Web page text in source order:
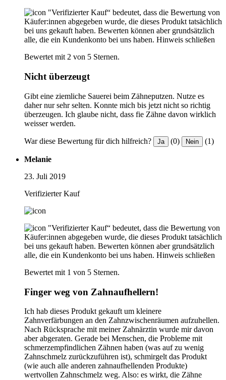
"Verifizierter Kauf“ bedeutet, dass die Bewertung von
Käufer:innen abgegeben wurde, die dieses Produkt tatsächlich
bei uns gekauft haben. Bewerten können aber grundsätzlich
alle, die ein Kundenkonto bei uns haben. Hinweis schließen
Bewertet mit 2 von 5 Sternen.
Nicht überzeugt
Gibt eine ziemliche Sauerei beim Zähneputzen. Nutze es
daher nur sehr selten. Konnte mich bis jetzt nicht so richtig
überzeugen. Ich glaube nicht, dass fie Zähne davon wirklich
weisser werden.
War diese Bewertung für dich hilfreich? Ja (0) Nein (1)
Melanie
23. Juli 2019
Verifizierter Kauf
"Verifizierter Kauf“ bedeutet, dass die Bewertung von
Käufer:innen abgegeben wurde, die dieses Produkt tatsächlich
bei uns gekauft haben. Bewerten können aber grundsätzlich
alle, die ein Kundenkonto bei uns haben. Hinweis schließen
Bewertet mit 1 von 5 Sternen.
Finger weg von Zahnaufhellern!
Ich hab dieses Produkt gekauft um kleinere
Zahnverfärbungen an den Zahnzwischenräumen aufzuhellen.
Nach Rücksprache mit meiner Zahnärztin wurde mir davon
aber abgeraten. Gerade bei Menschen, die Probleme mit
schmerzempfindlichen Zähnen haben (was auf zu wenig
Zahnschmelz zurückzuführen ist), schmirgelt das Produkt
(wie auch alle anderen zahnaufhellenden Produkte)
wertvollen Zahnschmelz weg. Also: es wirkt, die Zähne